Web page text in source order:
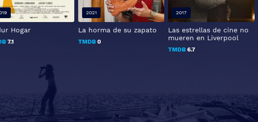
Hogar
7.1
La horma de su zapato
TMDB0
2021
Las estrellas de cine no
mueren en Liverpool
TMDB 6.7
2017